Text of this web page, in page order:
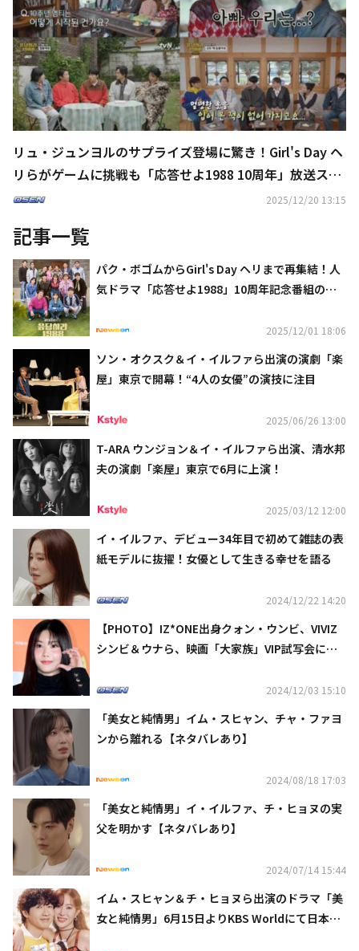
リュ・ジュンヨルのサプライズ登場に驚き！Girl's Day ヘ
リらがゲームに挑戦も「応答せよ1988 10周年」放送スタ
ート
2025/12/20 13:15
記事一覧
パク・ボゴムからGirl's Day ヘリまで再集結！人
気ドラマ「応答せよ1988」10周年記念番組の予
2025/12/01 18:06
ソン・オクスク＆イ・イルファら出演の演劇「楽
屋」東京で開幕！“4人の女優”の演技に注目
2025/06/26 13:00
T-ARA ウンジョン＆イ・イルファら出演、清水邦
夫の演劇「楽屋」東京で6月に上演！
2025/03/12 12:00
イ・イルファ、デビュー34年目で初めて雑誌の表
紙モデルに抜擢！女優として生きる幸せを語る
2024/12/22 14:20
【PHOTO】IZ*ONE出身クォン・ウンビ、VIVIZ
シンビ＆ウナら、映画「大家族」VIP試写会に出
2024/12/03 15:10
「美女と純情男」イム・スヒャン、チャ・ファヨ
ンから離れる【ネタバレあり】
2024/08/18 17:03
「美女と純情男」イ・イルファ、チ・ヒョヌの実
父を明かす【ネタバレあり】
2024/07/14 15:44
イム・スヒャン＆チ・ヒョヌら出演のドラマ「美
女と純情男」6月15日よりKBS Worldにて日本初